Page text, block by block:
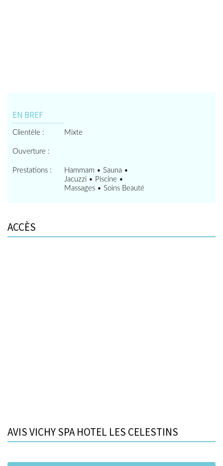
EN BREF
Clientèle : Mixte
Ouverture :
Prestations :
Hammam • Sauna •
Jacuzzi • Piscine •
Massages • Soins Beauté
ACCÈS
AVIS VICHY SPA HOTEL LES CELESTINS